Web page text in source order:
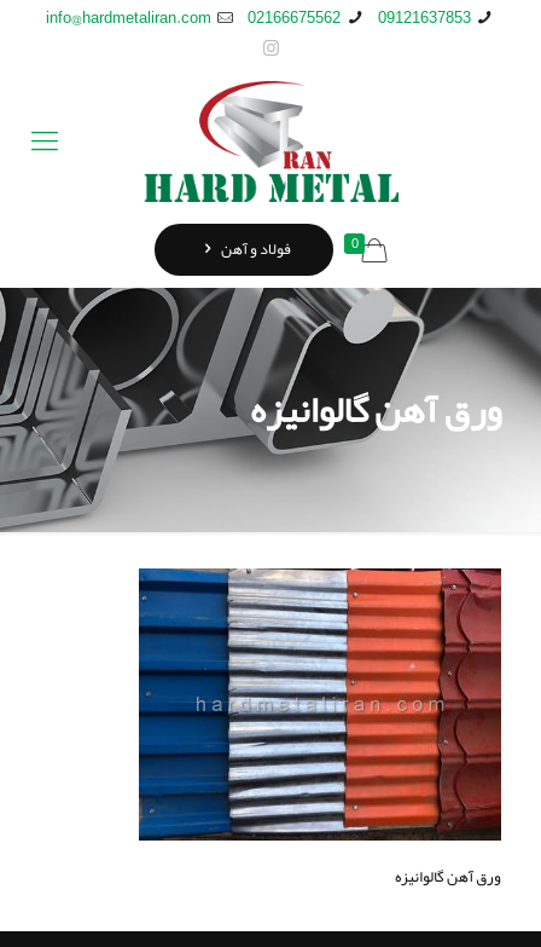
09121637853
02166675562
info@hardmetaliran.com
0 فولاد و آهن
ورق آهن گالوانیزه
ورق آهن گالوانیزه